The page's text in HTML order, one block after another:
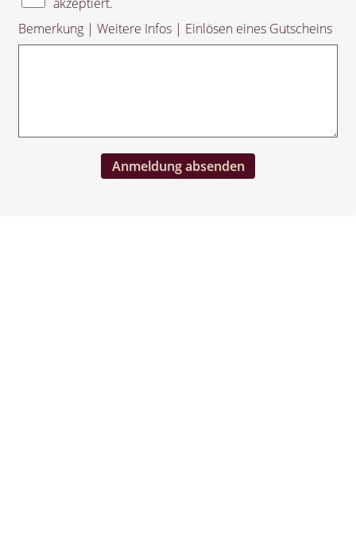
Bemerkung | Weitere Infos | Einlösen eines Gutscheins
Anmeldung absenden